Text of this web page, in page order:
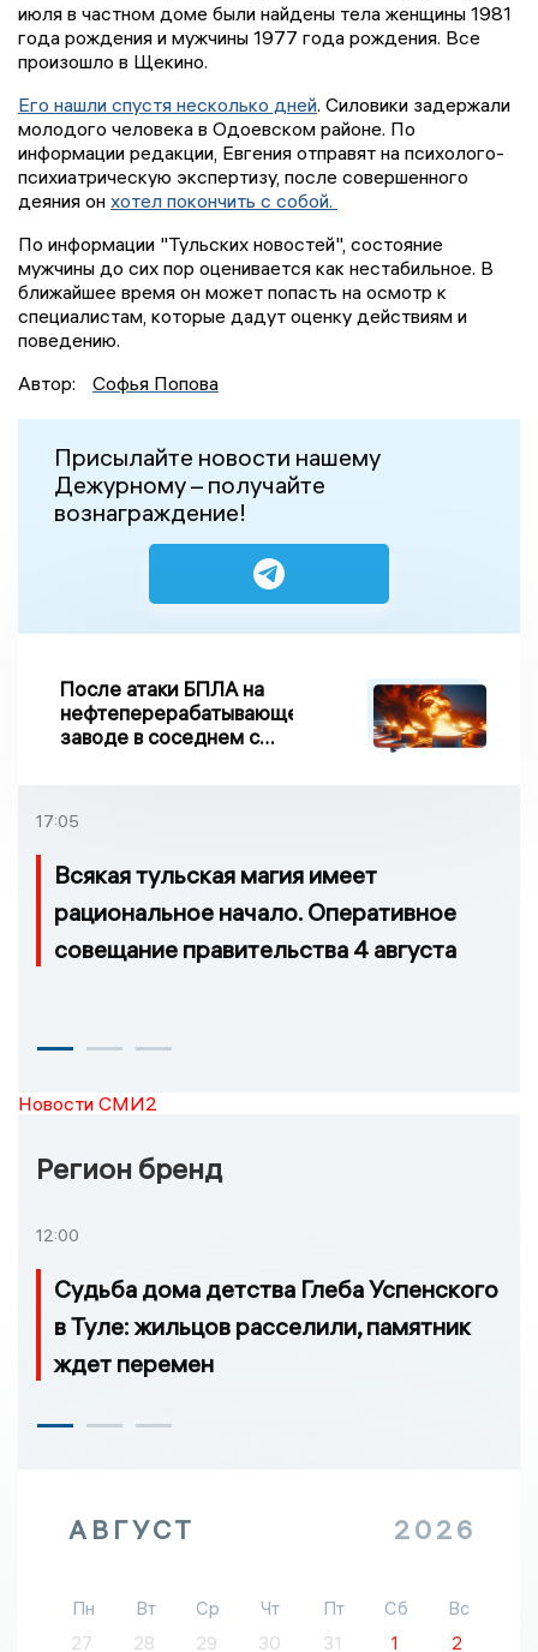
июля в частном доме были найдены тела женщины 1981
года рождения и мужчины 1977 года рождения. Все
произошло в Щекино.
Его нашли спустя несколько дней. Силовики задержали
молодого человека в Одоевском районе. По
информации редакции, Евгения отправят на психолого-
психиатрическую экспертизу, после совершенного
деяния он хотел покончить с собой.
По информации "Тульских новостей", состояние
мужчины до сих пор оценивается как нестабильное. В
ближайшее время он может попасть на осмотр к
специалистам, которые дадут оценку действиям и
поведению.
Автор:
Софья Попова
Присылайте новости нашему
Дежурному – получайте
вознаграждение!
После атаки БПЛА на
нефтеперерабатывающем
заводе в соседнем с
возгорание
17:05
Всякая тульская магия имеет
рациональное начало. Оперативное
совещание правительства 4 августа
Новости СМИ2
Регион бренд
12:00
Судьба дома детства Глеба Успенского
в Туле: жильцов расселили, памятник
ждет перемен
АВГУСТ 2026
Пн Вт Ср Чт Пт Сб
Вс
27
28 29 30 31 1
2